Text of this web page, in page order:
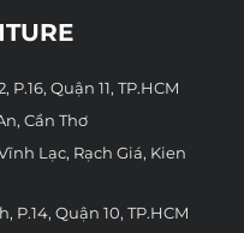
Quận 11, TP.HCM
Cần Thơ
Lạc, Rạch Giá, Kien
P.14, Quận 10, TP.HCM